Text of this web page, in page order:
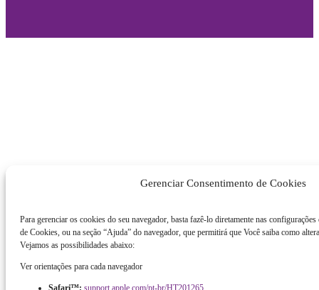
Gerenciar Consentimento de Cookies
Para gerenciar os cookies do seu navegador, basta fazê-lo diretamente nas configurações
de Cookies, ou na seção “Ajuda” do navegador, que permitirá que Você saiba como
Vejamos as possibilidades abaixo:
Ver orientações para cada navegador
Safari™: support.apple.com/pt-br/HT201265